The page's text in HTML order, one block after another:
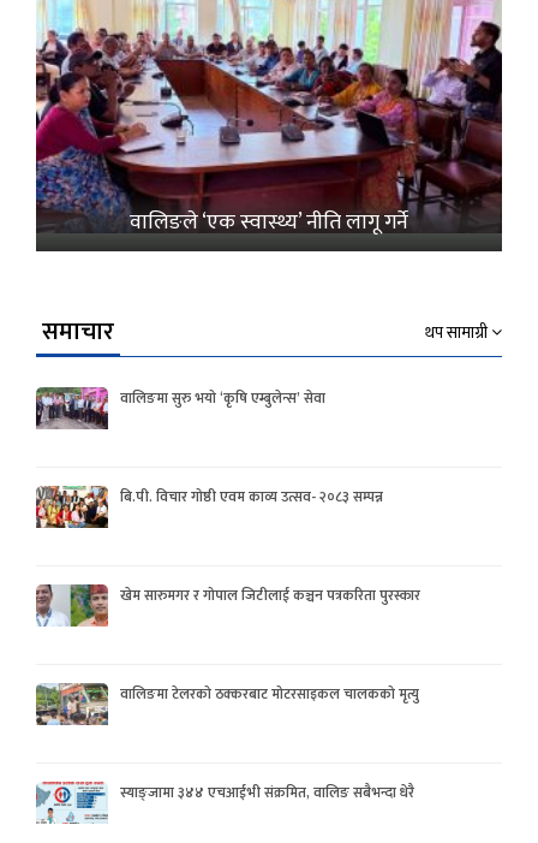
वालिङले ‘एक स्वास्थ्य’ नीति लागू गर्ने
समाचार थप सामाग्री
वालिङमा सुरु भयो ‘कृषि एम्बुलेन्स’ सेवा
बि.पी. विचार गोष्ठी एवम काव्य उत्सव- २०८३ सम्पन्न
खेम सारुमगर र गोपाल जिटीलाई कञ्चन पत्रकरिता पुरस्कार
वालिङमा टेलरको ठक्करबाट मोटरसाइकल चालकको मृत्यु
स्याङ्जामा ३४४ एचआईभी संक्रमित, वालिङ सबैभन्दा धेरै